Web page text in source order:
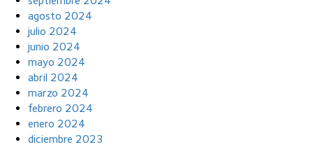
agosto 2024
julio 2024
junio 2024
mayo 2024
abril 2024
marzo 2024
febrero 2024
enero 2024
diciembre 2023